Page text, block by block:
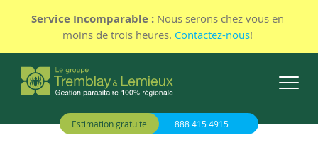
Service Incomparable : Nous serons chez vous en
moins de trois heures. Contactez-nous!
Estimation gratuite 888 415 4915